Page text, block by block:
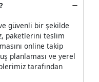
güvenli bir şekilde
paketlerini teslim
online takip
planlaması ve yerel
tarafından